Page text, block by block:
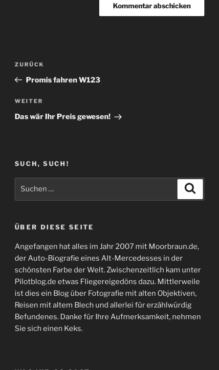
Beitragsnavigation
Vorheriger
Beitrag
ZURÜCK
Promis fahren W123
Nächster
Beitrag
WEITER
Das wär Ihr Preis gewesen!
SUCH, SUCH!
ÜBER DIESE SEITE
Angefangen hat alles im Jahr 2007 mit Moorbraun.de,
der Auto-Biografie eines Alt-Mercedesses in der
schönsten Farbe der Welt. Zwischenzeitlich kam unter
Pilotblog.de etwas Fliegereigedöns dazu. Mittlerweile
ist dies ein Blog über Fotografie mit alten Objektiven,
Reisen mit altem Blech und allerlei für erzählwürdig
Befundenes. Danke für Ihre Aufmerksamkeit, nehmen
Sie sich einen Keks.